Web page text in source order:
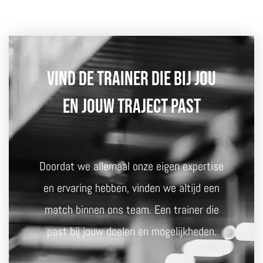
Vind de trainer die bij jou
en jouw traject past
Doordat we allemaal onze eigen expertise
en ervaring hebben, vinden we altijd een
match binnen ons team. Een trainer die
past bij jouw doelen en mogelijkheden.